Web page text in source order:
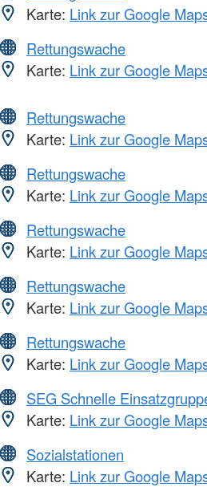
Karte: Link zur Google
Rettungswache
Karte: Link zur Google
Rettungswache
Karte: Link zur Google
Rettungswache
Karte: Link zur Google
Rettungswache
Karte: Link zur Google
Rettungswache
Karte: Link zur Google
Rettungswache
Karte: Link zur Google
SEG Schnelle
Karte: Link zur Google
Sozialstationen
Karte: Link zur Google